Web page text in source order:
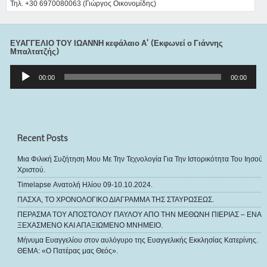
Τηλ. +30 6970080063 (Γιώργος Οικονομίδης)
ΕΥΑΓΓΕΛΙΟ ΤΟΥ ΙΩΑΝΝΗ κεφάλαιο Α’ (Εκφωνεί ο Γιάννης
Μπαλτατζής)
Αναπαραγωγής
00:00 00:00
Recent Posts
Μια Φιλική Συζήτηση Μου Με Την Τεχνολογία Για Την Ιστορικότητα Του Ιησού
Χριστού.
Timelapse Ανατολή Ηλίου 09-10.10.2024.
ΠΑΣΧΑ, ΤΟ ΧΡΟΝΟΛΟΓΙΚΟ ΔΙΑΓΡΑΜΜΑ ΤΗΣ ΣΤΑΥΡΩΣΕΩΣ.
ΠΕΡΑΣΜΑ ΤΟΥ ΑΠΟΣΤΟΛΟΥ ΠΑΥΛΟΥ ΑΠΟ ΤΗΝ ΜΕΘΩΝΗ ΠΙΕΡΙΑΣ – ΕΝΑ
ΞΕΧΑΣΜΕΝΟ ΚΑΙ ΑΠΑΞΙΩΜΕΝΟ ΜΝΗΜΕΙΟ.
Μήνυμα Ευαγγελίου στον αυλόγυρο της Ευαγγελικής Εκκλησίας Κατερίνης.
ΘΕΜΑ: «Ο Πατέρας μας Θεός».